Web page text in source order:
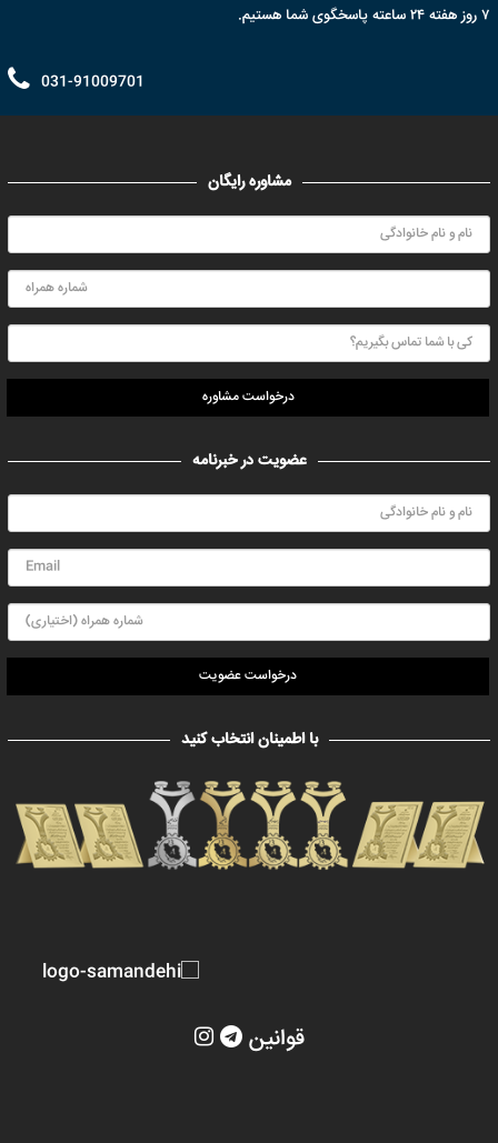
۷ روز هفته ۲۴ ساعته پاسخگوی شما هستیم.
031-91009701
مشاوره رایگان
درخواست مشاوره
عضویت در خبرنامه
درخواست عضویت
با اطمینان انتخاب کنید
قوانین